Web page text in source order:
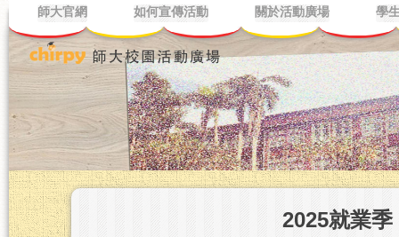
師大官網 如何宣傳活動 關於活動廣場 學
2025就業